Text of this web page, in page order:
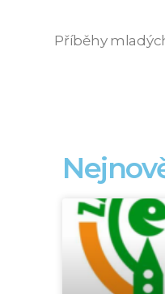
Příběhy